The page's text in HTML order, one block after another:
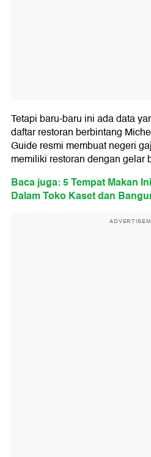
Tetapi baru-baru ini ada data
daftar restoran berbintang
Guide resmi membuat negeri
memiliki restoran dengan gelar
Baca juga: 5 Tempat Makan
Dalam Toko Kaset dan